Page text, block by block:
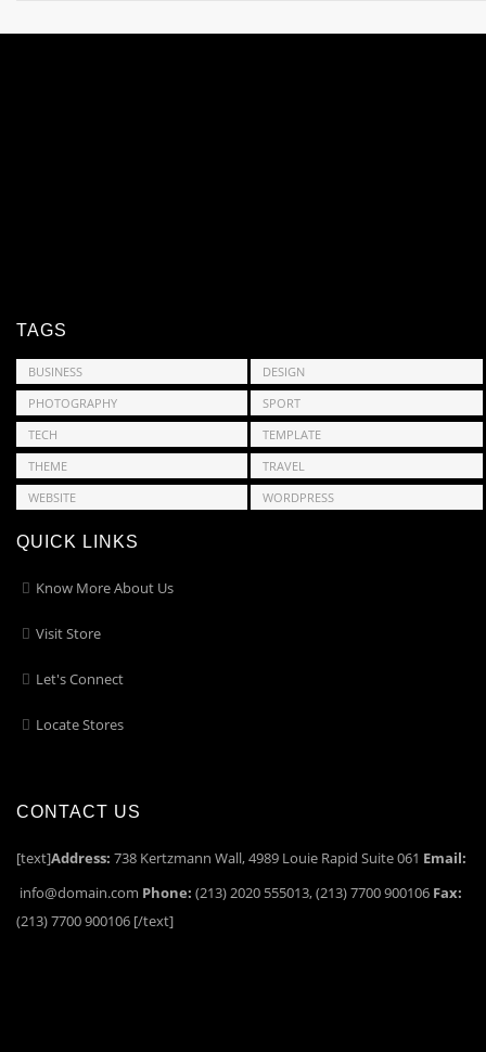
TAGS
BUSINESS
DESIGN
PHOTOGRAPHY
SPORT
TECH
TEMPLATE
THEME
TRAVEL
WEBSITE
WORDPRESS
QUICK LINKS
Know More About Us
Visit Store
Let's Connect
Locate Stores
CONTACT US
[text]Address: 738 Kertzmann Wall, 4989 Louie Rapid Suite 061 Email:
info@domain.com Phone: (213) 2020 555013, (213) 7700 900106 Fax:
(213) 7700 900106 [/text]